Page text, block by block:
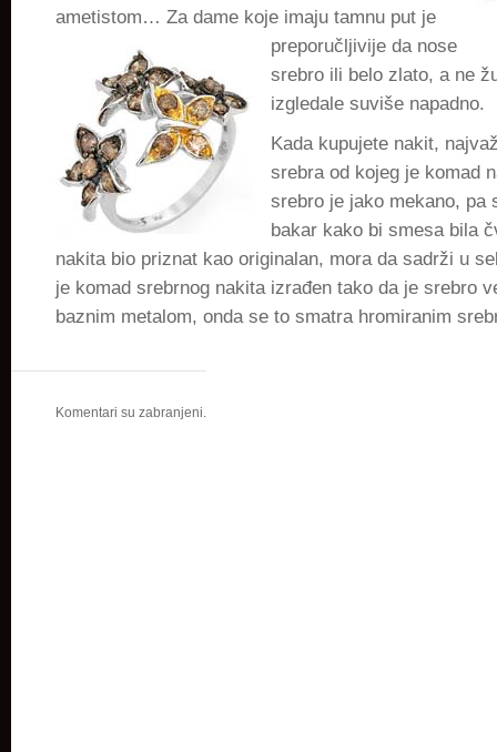
ametistom… Za dame koje imaju tamnu put je
preporučljivije da nose
srebro ili belo zlato, a ne
izgledale suviše napadno.
Kada kupujete nakit,
srebra od kojeg je komad
srebro je jako mekano, pa
bakar kako bi smesa bila
nakita bio priznat kao originalan, mora da sadrži u
je komad srebrnog nakita izrađen tako da je srebro
baznim metalom, onda se to smatra hromiranim
Komentari su zabranjeni.